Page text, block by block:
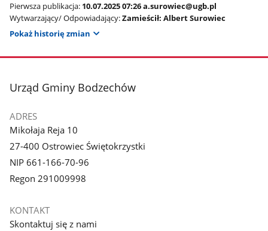
Pierwsza publikacja: 10.07.2025 07:26 a.surowiec@ugb.pl
Wytwarzający/ Odpowiadający:Zamieścił: Albert Surowiec
Pokaż historię zmian
stopka
Urząd Gminy Bodzechów
ADRES
Mikołaja Reja 10
27-400 Ostrowiec Świętokrzystki
NIP 661-166-70-96
Regon 291009998
KONTAKT
Skontaktuj się z nami